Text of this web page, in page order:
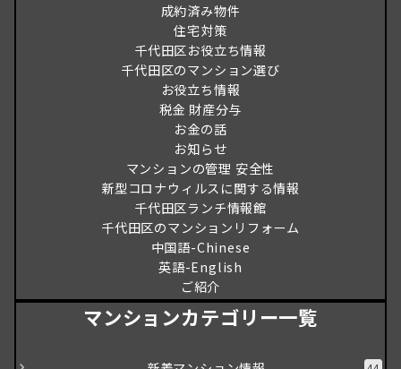
成約済み物件
住宅対策
千代田区お役立ち情報
千代田区のマンション選び
お役立ち情報
税金 財産分与
お金の話
お知らせ
マンションの管理 安全性
新型コロナウィルスに関する情報
千代田区ランチ情報館
千代田区のマンションリフォーム
中国語-Chinese
英語-English
ご紹介
マンションカテゴリー一覧